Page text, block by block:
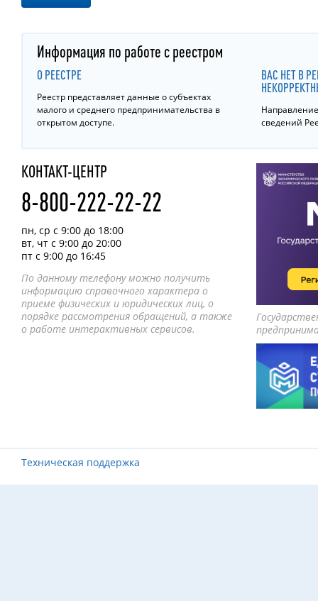
Информация по работе с реестром
О РЕЕСТРЕ
Реестр представляет данные о субъектах
малого и среднего предпринимательства в
открытом доступе.
ВАС НЕТ В
сведений
КОНТАКТ-ЦЕНТР
8-800-222-22-22
пн, ср с 9:00 до 18:00
вт, чт с 9:00 до 20:00
пт с 9:00 до 16:45
По данному телефону можно получить
информацию справочного характера о
приеме физических и юридических лиц, о
порядке рассмотрения обращений, а также
о работе интерактивных сервисов.
Техническая поддержка